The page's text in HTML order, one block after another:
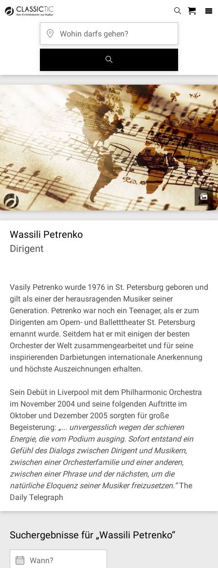
Wassili Petrenko
Dirigent
Vasily Petrenko wurde 1976 in St. Petersburg geboren und
gilt als einer der herausragenden Musiker seiner
Generation. Petrenko war noch ein Teenager, als er zum
Dirigenten am Opern- und Balletttheater St. Petersburg
ernannt wurde. Seitdem hat er mit einigen der besten
Orchester der Welt zusammengearbeitet und für seine
inspirierenden Darbietungen internationale Anerkennung
und höchste Auszeichnungen erhalten.
Sein Debüt in Liverpool mit dem Philharmonic Orchestra
im November 2004 und seine folgenden Auftritte im
Oktober und Dezember 2005 sorgten für große
Begeisterung: „... unvergesslich wegen der schieren
Energie, die vom Podium ausging. Sofort entstand ein
Gefühl des Dialogs zwischen Dirigent und Musikern,
zwischen einer Orchesterfamilie und einer anderen,
zwischen einer Phrase und der nächsten, um die
natürliche Eloquenz seiner Musiker freizusetzen.“The
Daily Telegraph
Suchergebnisse für „Wassili Petrenko“
Wann?